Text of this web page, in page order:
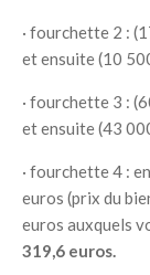
· fourchette 2 :
et ensuite (10
· fourchette 3 :
et ensuite (43
· fourchette 4 :
euros (prix du
euros auxquels
319,6 euros.